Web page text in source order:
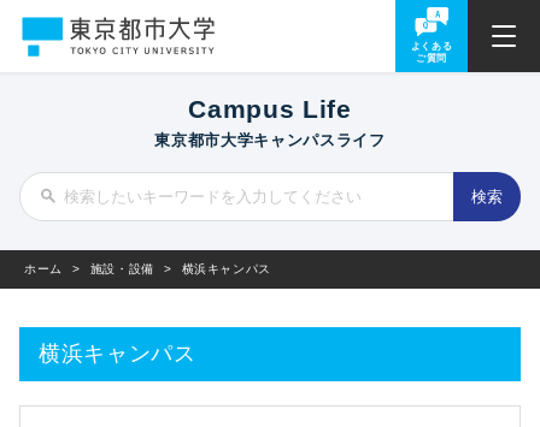
よくある
ご質問
Campus Life
東京都市大学キャンパスライフ
ホーム > 施設・設備 > 横浜キャンパス
横浜キャンパス